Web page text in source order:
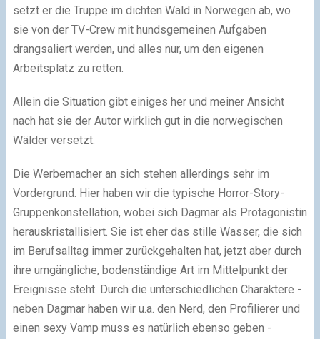
setzt er die Truppe im dichten Wald in Norwegen ab, wo
sie von der TV-Crew mit hundsgemeinen Aufgaben
drangsaliert werden, und alles nur, um den eigenen
Arbeitsplatz zu retten.
Allein die Situation gibt einiges her und meiner Ansicht
nach hat sie der Autor wirklich gut in die norwegischen
Wälder versetzt.
Die Werbemacher an sich stehen allerdings sehr im
Vordergrund. Hier haben wir die typische Horror-Story-
Gruppenkonstellation, wobei sich Dagmar als Protagonistin
herauskristallisiert. Sie ist eher das stille Wasser, die sich
im Berufsalltag immer zurückgehalten hat, jetzt aber durch
ihre umgängliche, bodenständige Art im Mittelpunkt der
Ereignisse steht. Durch die unterschiedlichen Charaktere -
neben Dagmar haben wir u.a. den Nerd, den Profilierer und
einen sexy Vamp muss es natürlich ebenso geben -